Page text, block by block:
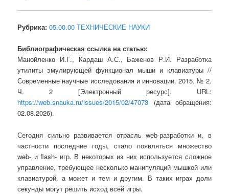
Рубрика: 05.00.00 ТЕХНИЧЕСКИЕ НАУКИ
Библиографическая ссылка на статью:
Манойленко И.Г., Кардаш А.С., Баженов Р.И. Разработка
утилиты эмулирующей функционал мыши и клавиатуры //
Современные научные исследования и инновации. 2015. № 2.
Ч. 2 [Электронный ресурс]. URL:
https://web.snauka.ru/issues/2015/02/47073 (дата обращения:
02.08.2026).
Сегодня сильно развивается отрасль web-разработки и, в
частности последние годы, стало появляться множество
web- и flash- игр. В некоторых из них используется сложное
управление, требующее несколько манипуляций мышкой или
клавиатурой, а может и тем и другим. В таких играх доли
секунды могут решить исход всей игры.